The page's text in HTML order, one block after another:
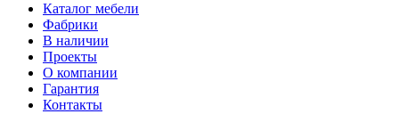
Каталог мебели
Фабрики
В наличии
Проекты
О компании
Гарантия
Контакты